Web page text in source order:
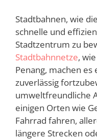
Stadtbahnen, wie
schnelle und
Stadtzentrum zu
Stadtbahnnetze,
Penang, machen es
zuverlässig
umweltfreundliche
einigen Orten wie
Fahrrad fahren,
längere Strecken